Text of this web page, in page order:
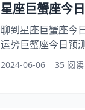
加持，一帆风顺）
星座巨蟹座今
聊到星座巨蟹座今
运势巨蟹座今日预
占卜结果，此外，
在本文中，我们将
2024-06-06 35 阅读